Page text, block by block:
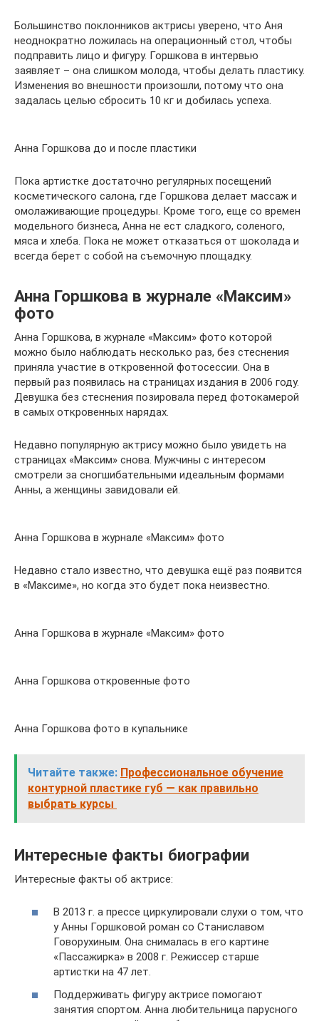
Большинство поклонников актрисы уверено, что Аня
неоднократно ложилась на операционный стол, чтобы
подправить лицо и фигуру. Горшкова в интервью
заявляет – она слишком молода, чтобы делать пластику.
Изменения во внешности произошли, потому что она
задалась целью сбросить 10 кг и добилась успеха.
Анна Горшкова до и после пластики
Пока артистке достаточно регулярных посещений
косметического салона, где Горшкова делает массаж и
омолаживающие процедуры. Кроме того, еще со времен
модельного бизнеса, Анна не ест сладкого, соленого,
мяса и хлеба. Пока не может отказаться от шоколада и
всегда берет с собой на съемочную площадку.
Анна Горшкова в журнале «Максим»
фото
Анна Горшкова, в журнале «Максим» фото которой
можно было наблюдать несколько раз, без стеснения
приняла участие в откровенной фотосессии. Она в
первый раз появилась на страницах издания в 2006 году.
Девушка без стеснения позировала перед фотокамерой
в самых откровенных нарядах.
Недавно популярную актрису можно было увидеть на
страницах «Максим» снова. Мужчины с интересом
смотрели за сногшибательными идеальным формами
Анны, а женщины завидовали ей.
Анна Горшкова в журнале «Максим» фото
Недавно стало известно, что девушка ещё раз появится
в «Максиме», но когда это будет пока неизвестно.
Анна Горшкова в журнале «Максим» фото
Анна Горшкова откровенные фото
Анна Горшкова фото в купальнике
Читайте также: Профессиональное обучение
контурной пластике губ — как правильно
выбрать курсы
Интересные факты биографии
Интересные факты об актрисе:
В 2013 г. а прессе циркулировали слухи о том, что
у Анны Горшковой роман со Станиславом
Говорухиным. Она снималась в его картине
«Пассажирка» в 2008 г. Режиссер старше
артистки на 47 лет.
Поддерживать фигуру актрисе помогают
занятия спортом. Анна любительница парусного